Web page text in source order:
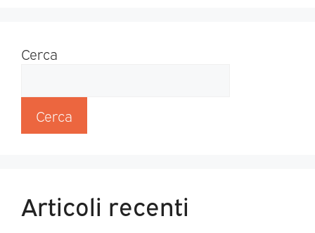
Cerca
Cerca
Articoli recenti